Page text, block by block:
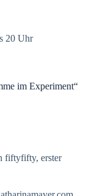
20 Uhr
im Experiment“
fiftyfifty, erster